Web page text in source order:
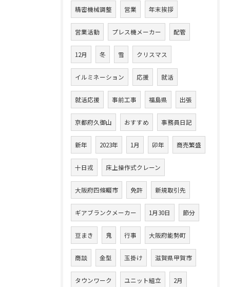
精密機械調整 営業 年末挨拶
営業活動 プレス機メーカー 配管
12月 冬 雪 クリスマス
イルミネーション 応援 就活
就活応援 事前工事 福島県 出張
京都府久御山 おすすめ 事務員日記
新年 2023年 1月 卯年 商売繁盛
十日戎 床上操作式クレーン
大阪府四條畷市 免許 新規取引先
ギアブランクメーカー 1月30日 節分
豆まき 鬼 行事 大阪府能勢町
商談 金型 玉掛け 滋賀県甲賀市
タウンワーク ユニット組立 2月